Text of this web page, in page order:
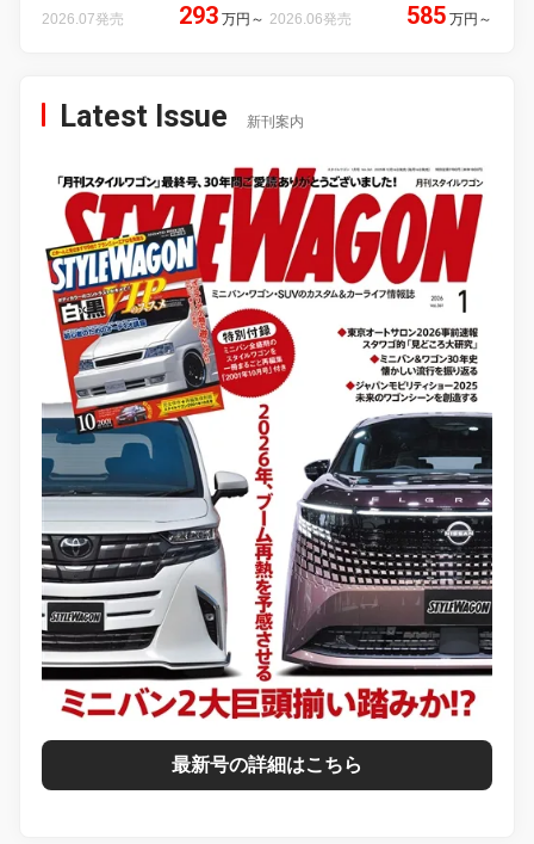
2026.07発売 293 万円 ～ 2026.06発売 585 万円 ～
Latest Issue 新刊案内
最新号の詳細はこちら